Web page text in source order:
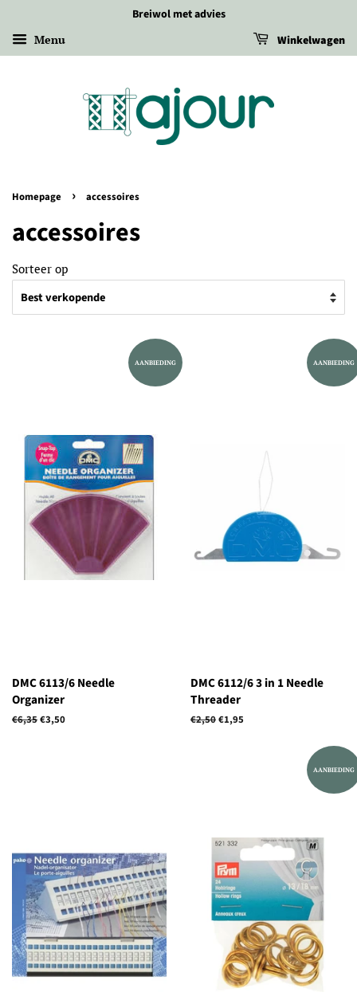
Breiwol met advies
Menu Winkelwagen
Homepage › accessoires
accessoires
Sorteer op
AANBIEDING
DMC 6113/6 Needle
Organizer
Normale
€6,35Aanbiedingsprijs
€3,50
AANBIEDING
DMC 6112/6 3 in 1 Needle
Threader
Normale
€2,50Aanbiedingsprijs
€1,95
AANBIEDING